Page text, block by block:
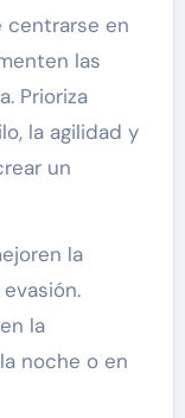
centrarse en
las
Prioriza
la agilidad y
un
la
la
noche o en